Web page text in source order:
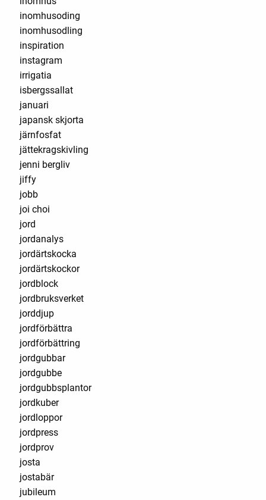
inomhusoding
inomhusodling
inspiration
instagram
irrigatia
isbergssallat
januari
japansk skjorta
järnfosfat
jättekragskivling
jenni bergliv
jiffy
jobb
joi choi
jord
jordanalys
jordärtskocka
jordärtskockor
jordblock
jordbruksverket
jorddjup
jordförbättra
jordförbättring
jordgubbar
jordgubbe
jordgubbsplantor
jordkuber
jordloppor
jordpress
jordprov
josta
jostabär
jubileum